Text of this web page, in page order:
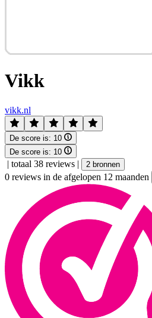
Vikk
vikk.nl
De score is: 10
De score is: 10
| totaal 38 reviews | 2 bronnen
0 reviews in de afgelopen 12 maanden